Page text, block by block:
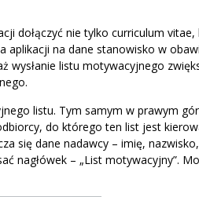
dołączyć nie tylko curriculum vitae,
aplikacji na dane stanowisko w
wysłanie listu motywacyjnego
listu. Tym samym w prawym
do którego ten list jest
się dane nadawcy – imię, nazwisko,
nagłówek – „List motywacyjny”.